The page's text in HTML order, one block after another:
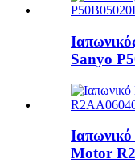
Sanyo
Motor